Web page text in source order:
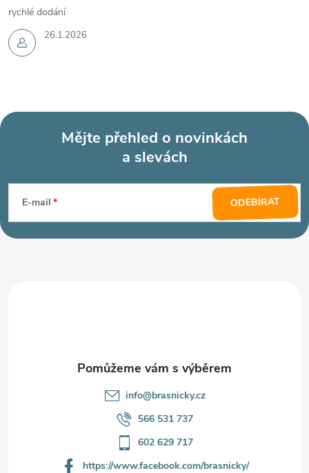
26.1.2026
rychlé dodání
p
Mějte přehled o novinkách
a slevách
E-mail ODEBÍRAT
info@brasnicky.cz
566 531 737
602 629 717
https://www.facebook.com/brasnicky/